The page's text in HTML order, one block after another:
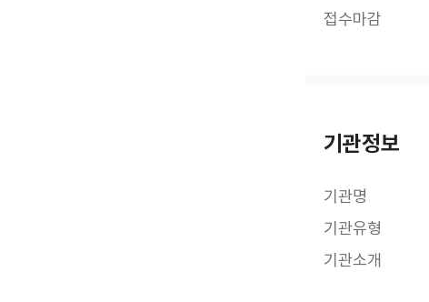
접수마감
기관정보
기관명
기관유형
기관소개